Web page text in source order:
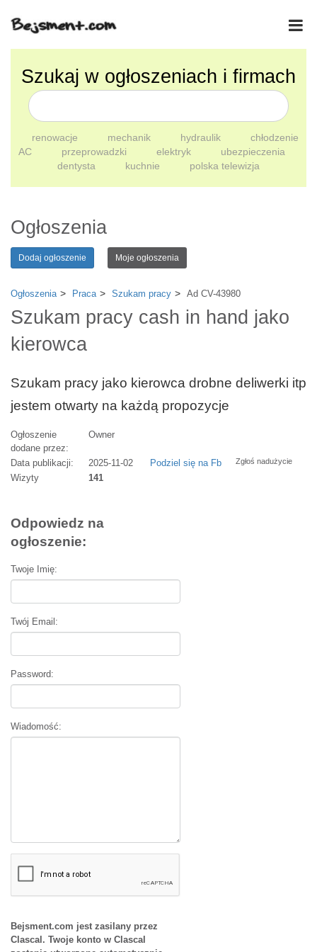
Szukaj w ogłoszeniach i firmach
renowacje mechanik hydraulik
chłodzenie
AC
przeprowadzki elektryk
ubezpieczenia
dentysta
kuchnie polska telewizja
Ogłoszenia
Dodaj ogłoszenie Moje ogłoszenia
Ogłoszenia Praca Szukam pracy Ad CV-43980
Szukam pracy cash in hand jako
kierowca
Szukam pracy jako kierowca drobne deliwerki itp
jestem otwarty na każdą propozycje
Ogłoszenie
dodane przez:
Owner
Data publikacji: 2025-11-02 Podziel się na Fb Zgłoś nadużycie
Wizyty 141
Odpowiedz na
ogłoszenie:
Twoje Imię:
Twój Email:
Password:
Wiadomość:
Bejsment.com jest zasilany przez
Clascal. Twoje konto w Clascal